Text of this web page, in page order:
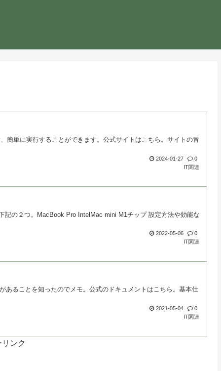
単に実行することができます。公式サイトはこちら。サイトの冒
2024-01-27
0
IT関連
の２つ。MacBook Pro IntelMac mini M1チップ 設定方法や効能な
2022-05-06
0
IT関連
あることを知ったのでメモ。公式のドキュメントはこちら。基本仕
2021-05-04
0
IT関連
ンク